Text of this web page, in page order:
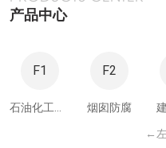
产品中心
F1 F2
烟囱防腐
←